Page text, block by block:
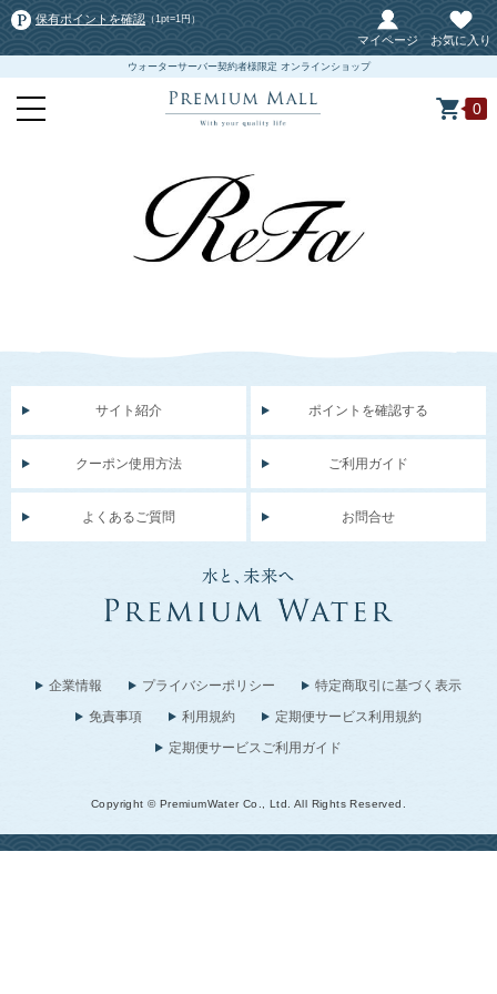
保有ポイントを確認 （1pt=1円）
マイページ お気に入り
ウォーターサーバー契約者様限定 オンラインショップ
0
サイト紹介 ポイントを確認する
クーポン使用方法 ご利用ガイド
よくあるご質問 お問合せ
企業情報 プライバシーポリシー
特定商取引に基づく表示
免責事項
利用規約
定期便サービス利用規約
定期便サービスご利用ガイド
Copyright © PremiumWater Co., Ltd. All Rights Reserved.